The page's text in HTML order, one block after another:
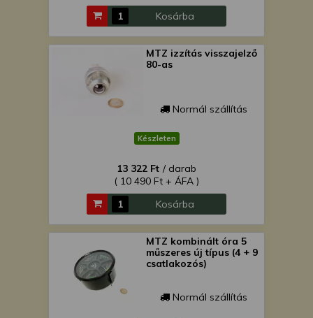
Kosárba
MTZ izzítás visszajelző
80-as
Normál szállítás
Készleten
13 322 Ft / darab
( 10 490 Ft + ÁFA )
Kosárba
MTZ kombinált óra 5
műszeres új típus (4 + 9
csatlakozós)
Normál szállítás